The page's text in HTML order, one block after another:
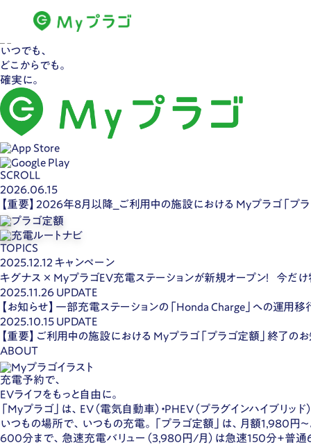
いつでも、
どこからでも。
確実に。
SCROLL
2026.06.15
【重要】2026年8月以降_ご利用中の施設における Myプラゴ「プ
TOPICS
2025.12.12 キャンペーン
キグナス × MyプラゴEV充電ステーションが新規オープン！ 今だけ
2025.11.26 UPDATE
【お知らせ】一部充電ステーションの「Honda Charge」への運用移
2025.10.15 UPDATE
【重要】ご利用中の施設における Myプラゴ「プラゴ定額」終了の
ABOUT
充電予約で、
EVライフをもっと自由に。
「Myプラゴ」は、EV（電気自動車）・PHEV（プラグインハイブ
いつもの場所で、いつもの充電。「プラゴ定額」は、月額1,980
600分まで、急速充電バリュー（3,980円/月）は急速150分+普